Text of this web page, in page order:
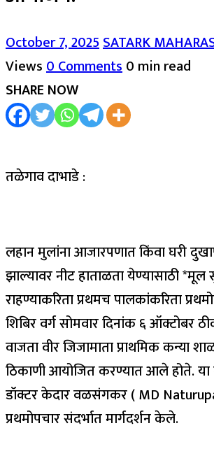
October 7, 2025SATARK
Views0 Comments0 min read
SHARE NOW
तळेगाव दाभाडे :
लहान मुलांना आजारपणात किंवा घरी
झाल्यावर नीट हाताळता येण्यासाठी *मूल
राहण्याकरिता प्रथमच पालकांकरिता
शिबिर वर्ग सोमवार दिनांक ६ ऑक्टोबर
वाजता वीर जिजामाता प्राथमिक कन्या
ठिकाणी आयोजित करण्यात आले होते. या
डॉक्टर केदार वळसंगकर ( MD
प्रथमोपचार संदर्भात मार्गदर्शन केले.